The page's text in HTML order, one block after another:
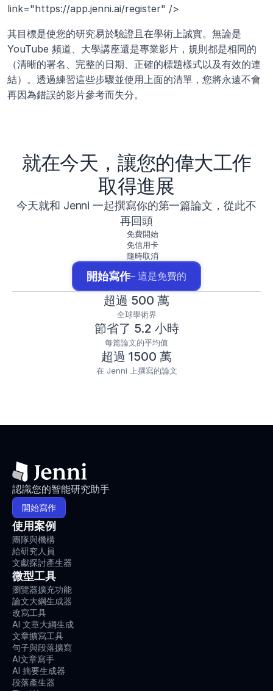
link="https://app.jenni.ai/register" />
其目標是使您的研究易於驗證且在學術上誠實。無論是
YouTube 頻道、大學講座還是專業影片，規則都是相同的
（清晰的署名、完整的日期、正確的標題樣式以及有效的連
結）。透過練習這些步驟並使用上面的清單，您將永遠不會
再因為錯誤的影片參考而失分。
就在今天，讓您的偉大工作
取得進展
今天就和 Jenni 一起撰寫你的第一篇論文，從此不
再回頭
免費開始
免信用卡
隨時取消
開始寫作– 這是免費的
超過 500 萬
全球學術界
節省了 5.2 小時
每篇論文的平均值
超過 1500 萬
在 Jenni 上撰寫的論文
認識您的智能研究助手
開始寫作
使用案例
團隊與機構
給研究人員
文獻探討產生器
微型工具
瀏覽器擴充功能
論文大綱生成器
改寫工具
AI 文章大綱生成
文章擴寫工具
句子與段落擴寫
AI文章寫手
AI 摘要生成器
段落產生器